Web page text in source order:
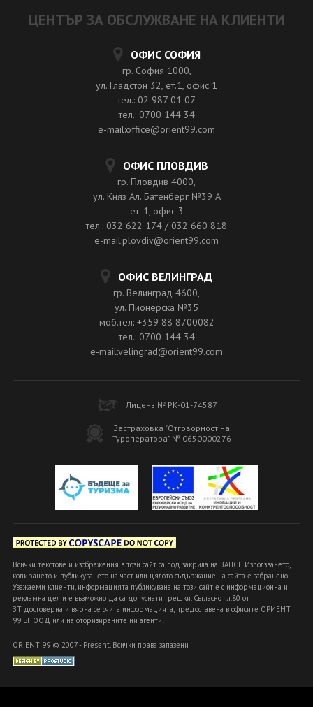
ЦЕНТЪР ЗА ОБСЛУЖВАНЕ НА КЛИЕНТИ
ОФИС СОФИЯ
гр. София 1000,
ул. Гладстон 32, ет.1, офис 1
тел.: 02 987 01 07
тел.: 0700 144 34
e-mail:office@orient99.com
ОФИС ПЛОВДИВ
гр. Пловдив 4000,
ул. Княз Ал. Батенберг №39 A
ет. 1, офис 3
тел.: 032 622 174 / 032 660 818
e-mail:plovdiv@orient99.com
ОФИС ВЕЛИНГРАД
гр. Велинград 4600,
ул. Пионерска №35
моб.тел: +359 88 8700082
тел.: 0700 144 34
e-mail:velingrad@orient99.com
Лиценз № РК-01-74587
Застраховка "Отговорност на
Туроператора" № 0650000276
Всички текстове и изображения в този сайт са под закрила на ЗАПСП.Използването,
копирането и публикуването на част или цялото съдържание на сайта е забранено.
Уважаеми клиенти, информацията публикувана на този сайт е с информационна и
рекламна цел и е възможно да са допуснати грешки. Съгласно чл.80 от
ЗТ достоверна и вярна се счита информацията, предоставена в офисите ОРИЕНТ
99 БГ ООД или на оторизираните ни агенти!
ORIENT 99 © 2007 - Present. Всички права запазени